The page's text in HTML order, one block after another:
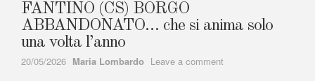
FANTINO (CS) BORGO
ABBANDONATO… che si anima solo
una volta l’anno
20/05/2026 Author
Maria Lombardo Leave a comment